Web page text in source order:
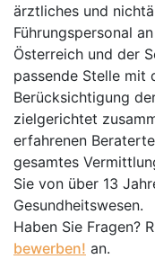
ärztliches und
Führungspersonal
Österreich und der
passende Stelle mit
Berücksichtigung
zielgerichtet
erfahrenen
gesamtes
Sie von über 13
Gesundheitswesen.
Haben Sie Fragen?
bewerben! an.